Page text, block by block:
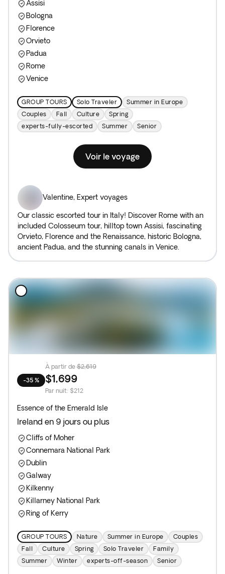
Assisi
Bologna
Florence
Orvieto
Padua
Rome
Venice
GROUP TOURS Solo Traveler
Summer in Europe
Couples
Fall Culture
Spring
experts-fully-escorted
Summer Senior
Voir le voyage
Valentine, Expert voyages
Our classic escorted tour in Italy! Discover Rome with an
included Colosseum tour, hilltop town Assisi, fascinating
Orvieto, Florence and the Renaissance, historic Bologna,
ancient Padua, and the stunning canals in Venice.
-35 %
À partir de $2,619
$1,699
Par nuit: $212
Essence of the Emerald Isle
Ireland en 9 jours ou plus
Cliffs of Moher
Connemara National Park
Dublin
Galway
Kilkenny
Killarney National Park
Ring of Kerry
GROUP TOURS Nature Summer in Europe
Couples
Fall
Culture Spring Solo Traveler
Family
Summer
Winter experts-off-season Senior